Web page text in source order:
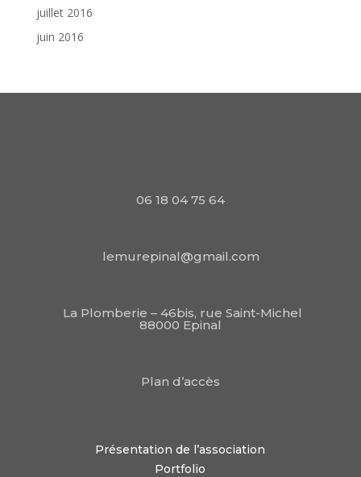
juillet 2016
juin 2016
06 18 04 75 64
lemurepinal@gmail.com
La Plomberie – 46bis, rue Saint-Michel
88000 Epinal
Plan d’accès
Présentation de l’association
Portfolio